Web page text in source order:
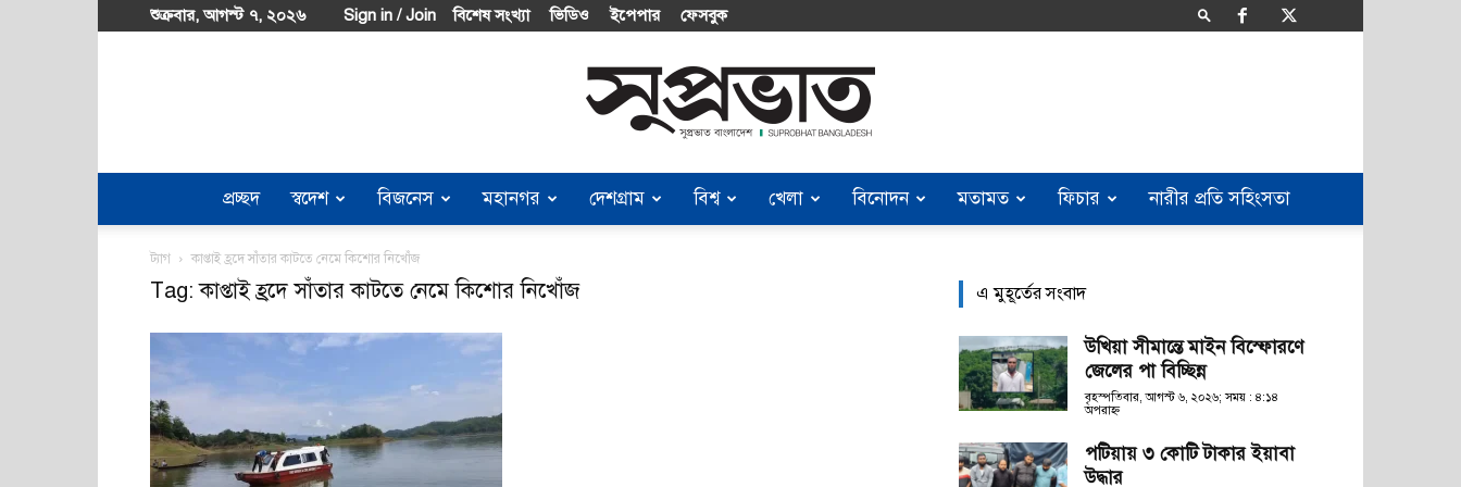
শুক্রবার, আগস্ট ৭, ২০২৬ Sign in / Join বিশেষ সংখ্যা ভিডিও ইপেপার ফেসবুক
Suprobhat
প্রচ্ছদ স্বদেশ বিজনেস মহানগর দেশগ্রাম বিশ্ব খেলা বিনোদন মতামত ফিচার নারীর প্রতি সহিংসতা
ট্যাগ কাপ্তাই হ্রদে সাঁতার কাটতে নেমে কিশোর নিখোঁজ
Tag: কাপ্তাই হ্রদে সাঁতার কাটতে নেমে কিশোর নিখোঁজ এ মুহূর্তের সংবাদ
উখিয়া সীমান্তে মাইন বিস্ফোরণে
জেলের পা বিচ্ছিন্ন
বৃহস্পতিবার, আগস্ট ৬, ২০২৬; সময় : ৪:১৪
অপরাহ্ণ
পটিয়ায় ৩ কোটি টাকার ইয়াবা
উদ্ধার